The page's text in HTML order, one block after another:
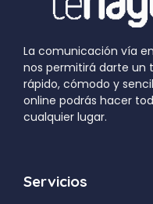
La comunicación vía
nos permitirá darte un
rápido, cómodo y
online podrás hacer
cualquier lugar.
Servicios